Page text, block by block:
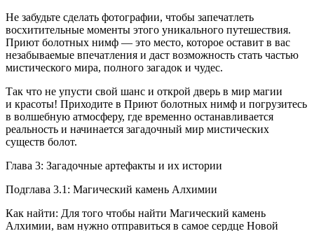
Не забудьте сделать фотографии, чтобы запечатлеть
восхитительные моменты этого уникального путешествия.
Приют болотных нимф — это место, которое оставит в вас
незабываемые впечатления и даст возможность стать частью
мистического мира, полного загадок и чудес.
Так что не упусти свой шанс и открой дверь в мир магии
и красоты! Приходите в Приют болотных нимф и погрузитесь
в волшебную атмосферу, где временно останавливается
реальность и начинается загадочный мир мистических
существ болот.
Глава 3: Загадочные артефакты и их истории
Подглава 3.1: Магический камень Алхимии
Как найти: Для того чтобы найти Магический камень
Алхимии, вам нужно отправиться в самое сердце Новой